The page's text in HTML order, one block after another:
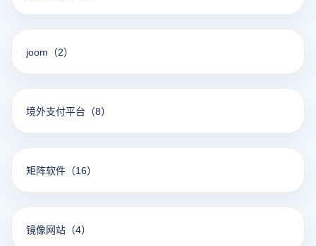
joom （2）
境外支付平台 （8）
矩阵软件 （16）
镜像网站 （4）